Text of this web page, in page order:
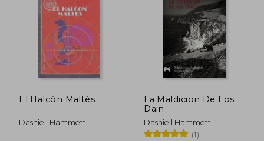
El Halcón Maltés
Dashiell Hammett
La Maldicion De Los
Dain
Dashiell Hammett
(1)